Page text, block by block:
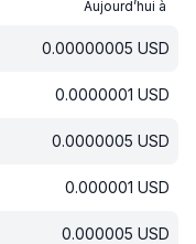
Aujourd’hui à
0.00000005 USD
0.0000001 USD
0.0000005 USD
0.000001 USD
0.000005 USD